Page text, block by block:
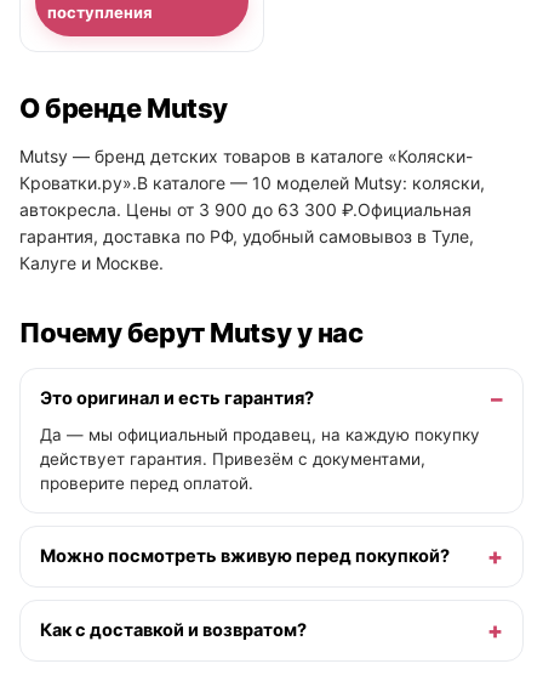
поступления
О бренде Mutsy
Mutsy — бренд детских товаров в каталоге «Коляски-
Кроватки.ру».В каталоге — 10 моделей Mutsy: коляски,
автокресла. Цены от 3 900 до 63 300 ₽.Официальная
гарантия, доставка по РФ, удобный самовывоз в Туле,
Калуге и Москве.
Почему берут Mutsy у нас
Это оригинал и есть гарантия?
Да — мы официальный продавец, на каждую покупку
действует гарантия. Привезём с документами,
проверите перед оплатой.
Можно посмотреть вживую перед покупкой?
Как с доставкой и возвратом?